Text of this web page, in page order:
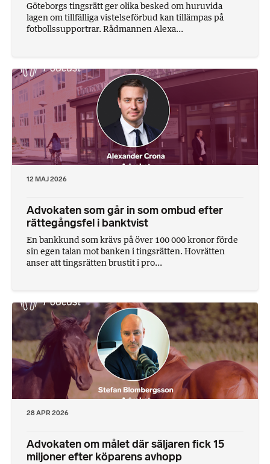
Göteborgs tingsrätt ger olika besked om huruvida
lagen om tillfälliga vistelseförbud kan tillämpas på
fotbollssupportrar. Rådmannen Alexa...
12 MAJ 2026
Advokaten som går in som ombud efter
rättegångsfel i banktvist
En bankkund som krävs på över 100 000 kronor förde
sin egen talan mot banken i tingsrätten. Hovrätten
anser att tingsrätten brustit i pro...
28 APR 2026
Advokaten om målet där säljaren fick 15
miljoner efter köparens avhopp